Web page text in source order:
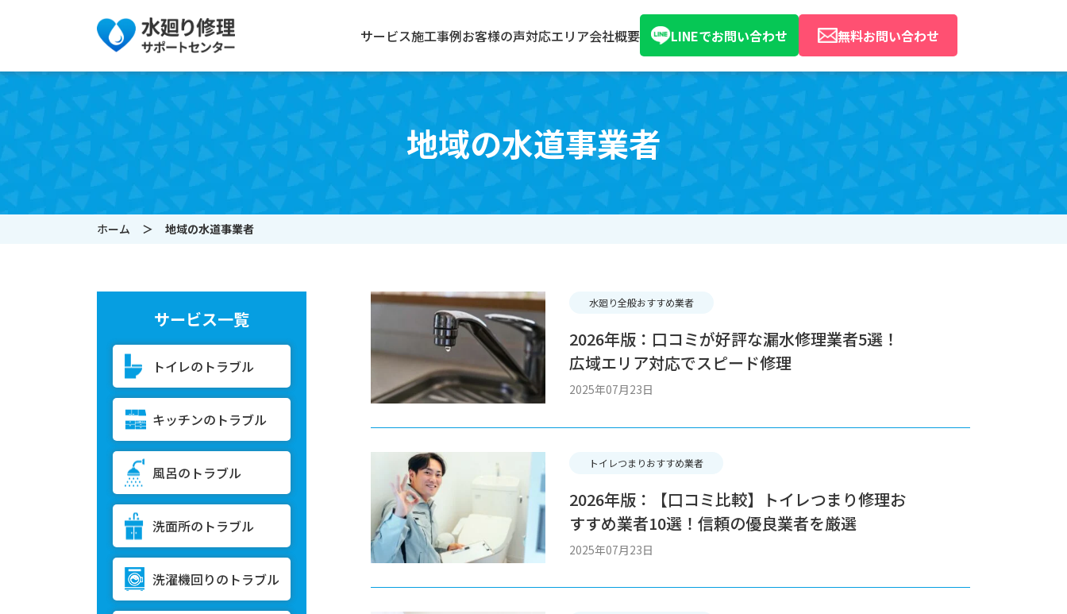
サービス施工事例お客様の声対応エリア会社概要 LINEでお問い合わせ 無料お問い合わせ
地域の水道事業者
ホーム 地域の水道事業者
サービス一覧
トイレのトラブル
キッチンのトラブル
風呂のトラブル
洗面所のトラブル
洗濯機回りのトラブル
水廻り全般おすすめ業者
2026年版：口コミが好評な漏水修理業者5選！
広域エリア対応でスピード修理
2025年07月23日
トイレつまりおすすめ業者
2026年版：【口コミ比較】トイレつまり修理お
すすめ業者10選！信頼の優良業者を厳選
2025年07月23日